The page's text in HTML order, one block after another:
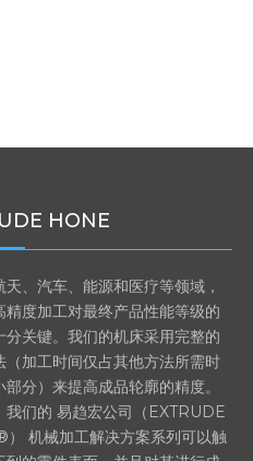
HONE
天、汽车、能源和医疗等领域，
精度加工对最终产品性能等级的
分关键。我们的机床采用完整的
（加工时间仅占其他方法所需时
部分）来提高成品轮廓的精度。
我们的 易趋宏公司（EXTRUDE